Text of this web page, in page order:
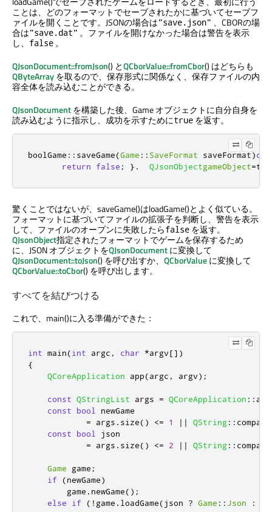
ことは、どのフォーマットでセーブされたかに基づいてセーブフ
ァイルを開くことです。JSONの場合は"save.json" 、CBORの場
合は"save.dat" 。ファイルを開けなかった場合は警告を表示
し、 false 。
QJsonDocument::fromJson() とQCborValue::fromCbor() はどちらも
QByteArrayを取るので、保存形式に関係なく、保存ファイルの内
容全体を読み込むことができる。
QJsonDocumentを構築した後、Game オブジェクトに自分自身を
読み込むように指示し、成功を示すためにtrue を返す。
boolGame :: saveGame(Game :: SaveFormat saveFormat)
return
false ; }. QJsonObjectgameObject=
驚くことではないが、saveGame()はloadGame()とよく似ている。
フォーマットに基づいてファイルの拡張子を判断し、警告を表示
して、ファイルのオープンに失敗したらfalse を返す。
QJsonObject指定されたフォーマットでゲームを保存するため
に、JSON オブジェクトをQJsonDocumentに変換して
QJsonDocument::toJson() を呼び出すか、 QCborValueに変換して
QCborValue::toCbor() を呼び出します。
すべてを結びつける
これで、main()に入る準備ができた：
int main(int argc , char *argv[] )
{
QCoreApplication app(argc , argv);
const QStringList args = QCoreApplication ::
const
bool
newGame
= args . size() <= 1 | | QString :: compare
const
bool
json
= args . size() <= 2 | | QString :: compare
Game game ;
if
(newGame)
        game
. newGame();
else
if ( ! game . loadGame(json ? Game :: Json :